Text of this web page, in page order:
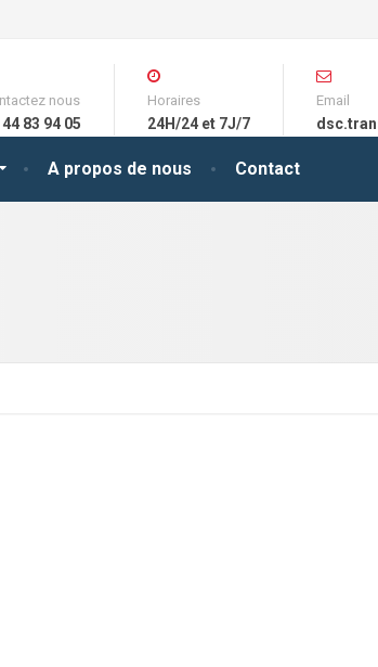
A propos de nous Contact
nous
44 83 94 05
Horaires
24H/24 et 7J/7
Email